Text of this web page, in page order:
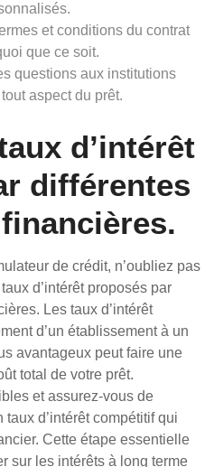
et conditions du contrat
que ce soit.
questions aux institutions
aspect du prêt.
d’intérêt
différentes
de crédit, n’oubliez pas
d’intérêt proposés par
Les taux d’intérêt
d’un établissement à un
avantageux peut faire une
total de votre prêt.
et assurez-vous de
d’intérêt compétitif qui
Cette étape essentielle
sur les intérêts à long terme